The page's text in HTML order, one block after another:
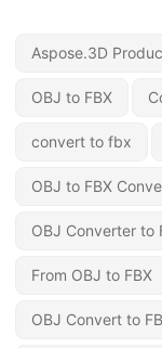
Aspose.3D
OBJ to FBX
convert to fbx
OBJ to FBX
OBJ Converter to
From OBJ to FBX
OBJ Convert to